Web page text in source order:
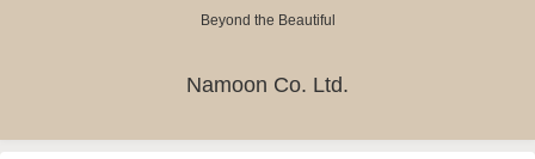
Beyond the Beautiful
Namoon Co. Ltd.